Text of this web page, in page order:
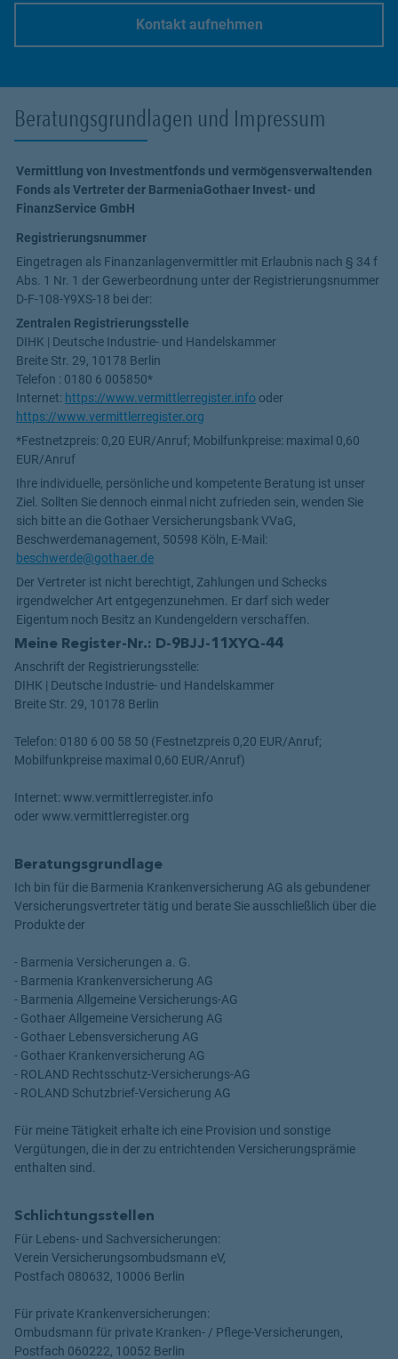
Kontakt aufnehmen
Beratungsgrundlagen und Impressum
Vermittlung von Investmentfonds und vermögensverwaltenden
Fonds als Vertreter der BarmeniaGothaer Invest- und
FinanzService GmbH
Registrierungsnummer
Eingetragen als Finanzanlagenvermittler mit Erlaubnis nach § 34 f
Abs. 1 Nr. 1 der Gewerbeordnung unter der Registrierungsnummer
D-F-108-Y9XS-18 bei der:
Zentralen Registrierungsstelle
DIHK | Deutsche Industrie- und Handelskammer
Breite Str. 29, 10178 Berlin
Telefon : 0180 6 005850*
Internet: https://www.vermittlerregister.info oder
https://www.vermittlerregister.org
*Festnetzpreis: 0,20 EUR/Anruf; Mobilfunkpreise: maximal 0,60
EUR/Anruf
Ihre individuelle, persönliche und kompetente Beratung ist unser
Ziel. Sollten Sie dennoch einmal nicht zufrieden sein, wenden Sie
sich bitte an die Gothaer Versicherungsbank VVaG,
Beschwerdemanagement, 50598 Köln, E-Mail:
beschwerde@gothaer.de
Der Vertreter ist nicht berechtigt, Zahlungen und Schecks
irgendwelcher Art entgegenzunehmen. Er darf sich weder
Eigentum noch Besitz an Kundengeldern verschaffen.
Meine Register-Nr.: D-9BJJ-11XYQ-44
Anschrift der Registrierungsstelle:
DIHK | Deutsche Industrie- und Handelskammer
Breite Str. 29, 10178 Berlin
Telefon: 0180 6 00 58 50 (Festnetzpreis 0,20 EUR/Anruf;
Mobilfunkpreise maximal 0,60 EUR/Anruf)
Internet: www.vermittlerregister.info
oder www.vermittlerregister.org
Beratungsgrundlage
Ich bin für die Barmenia Krankenversicherung AG als gebundener
Versicherungsvertreter tätig und berate Sie ausschließlich über die
Produkte der
- Barmenia Versicherungen a. G.
- Barmenia Krankenversicherung AG
- Barmenia Allgemeine Versicherungs-AG
- Gothaer Allgemeine Versicherung AG
- Gothaer Lebensversicherung AG
- Gothaer Krankenversicherung AG
- ROLAND Rechtsschutz-Versicherungs-AG
- ROLAND Schutzbrief-Versicherung AG
Für meine Tätigkeit erhalte ich eine Provision und sonstige
Vergütungen, die in der zu entrichtenden Versicherungsprämie
enthalten sind.
Schlichtungsstellen
Für Lebens- und Sachversicherungen:
Verein Versicherungsombudsmann eV,
Postfach 080632, 10006 Berlin
Für private Krankenversicherungen:
Ombudsmann für private Kranken- / Pflege-Versicherungen,
Postfach 060222, 10052 Berlin